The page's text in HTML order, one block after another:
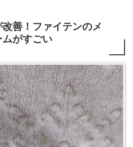
善！ファイテンのメ
がすごい